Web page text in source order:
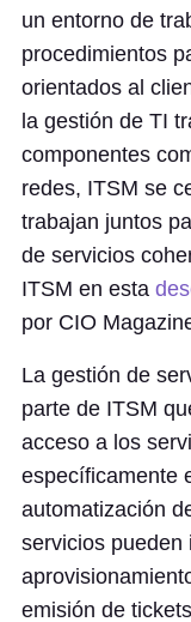
un entorno de
procedimientos
orientados al
la gestión de TI
componentes
redes, ITSM se
trabajan juntos
de servicios
ITSM en esta
por CIO
La gestión de
parte de ITSM
acceso a los
específicamente
automatización
servicios pueden
emisión de